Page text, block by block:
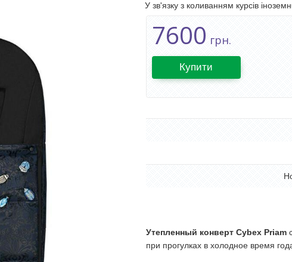
У зв'язку з коливанням курсів
7600 грн.
Купити
Утепленный конверт Cybex Priam
при прогулках в холодное время